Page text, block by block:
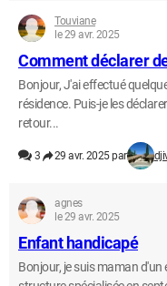
Touviane
le 29 avr. 2025
Comment déclarer
Bonjour, J'ai effectué
résidence. Puis-je les
retour...
3 29 avr. 2025 par
agnes
le 29 avr. 2025
Enfant handicapé
Bonjour, je suis maman